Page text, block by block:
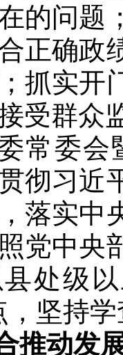
的问题
正确政
抓实开
受群众
常委会
彻习近
落实中
党中央
处级
，坚持
推动发